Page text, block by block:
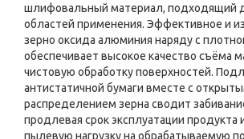
шлифовальный материал, подходящий
областей применения. Эффективное и
зерно оксида алюминия наряду с
обеспечивает высокое качество съёма
чистовую обработку поверхностей.
антистатичной бумаги вместе с
распределением зерна сводит
продлевая срок эксплуатации продукта
пылевую нагрузку на обрабатываемую